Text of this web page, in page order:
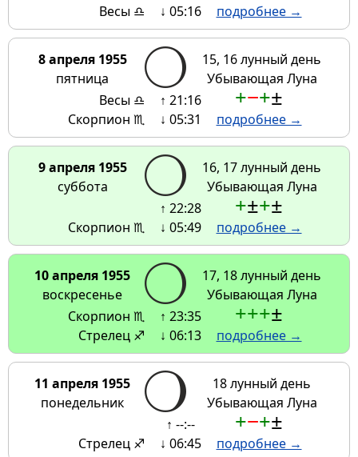
Весы ♎
↓ 05:16
подробнее →
8 апреля 1955
пятница
15, 16 лунный день
Убывающая Луна
Весы ♎
Скорпион ♏
↑ 21:16
↓ 05:31
+−+±
подробнее →
9 апреля 1955
суббота
16, 17 лунный день
Убывающая Луна
Скорпион ♏
↑ 22:28
↓ 05:49
+±+±
подробнее →
10 апреля 1955
воскресенье
17, 18 лунный день
Убывающая Луна
Скорпион ♏
Стрелец ♐
↑ 23:35
↓ 06:13
+++±
подробнее →
11 апреля 1955
понедельник
18 лунный день
Убывающая Луна
Стрелец ♐
↑ --:--
↓ 06:45
+−+±
подробнее →